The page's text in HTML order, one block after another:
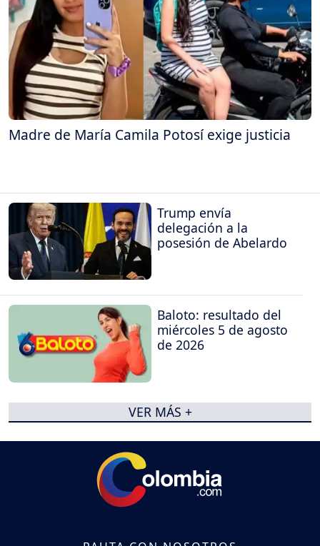
Madre de María Camila Potosí exige justicia
Trump envía
delegación a la
posesión de Abelardo
Baloto: resultado del
miércoles 5 de agosto
de 2026
VER MÁS +